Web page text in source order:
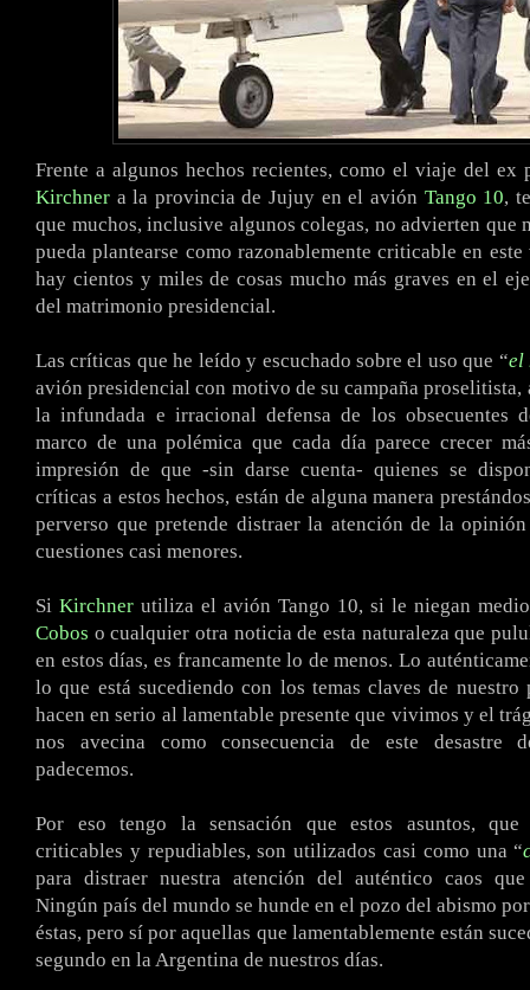
Frente a algunos hechos recientes, como el viaje del ex
Kirchner a la provincia de Jujuy en el avión Tango 10,
que muchos, inclusive algunos colegas, no advierten que
pueda plantearse como razonablemente criticable en este
hay cientos y miles de cosas mucho más graves en el
del matrimonio presidencial.
Las críticas que he leído y escuchado sobre el uso que “el
avión presidencial con motivo de su campaña proselitista,
la infundada e irracional defensa de los obsecuentes
marco de una polémica que cada día parece crecer
impresión de que -sin darse cuenta- quienes se
críticas a estos hechos, están de alguna manera
perverso que pretende distraer la atención de la
cuestiones casi menores.
Si Kirchner utiliza el avión Tango 10, si le niegan
Cobos o cualquier otra noticia de esta naturaleza que
en estos días, es francamente lo de menos. Lo
lo que está sucediendo con los temas claves de nuestro
hacen en serio al lamentable presente que vivimos y el
nos avecina como consecuencia de este desastre
padecemos.
Por eso tengo la sensación que estos asuntos, que
criticables y repudiables, son utilizados casi como una “
para distraer nuestra atención del auténtico caos que
Ningún país del mundo se hunde en el pozo del abismo
éstas, pero sí por aquellas que lamentablemente están
segundo en la Argentina de nuestros días.